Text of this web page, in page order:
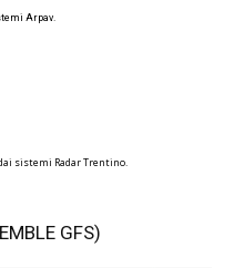
Arpav.
sistemi Radar Trentino.
GFS)